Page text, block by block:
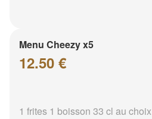
Menu Cheezy x5
12.50 €
1 frites 1 boisson 33 cl au choix